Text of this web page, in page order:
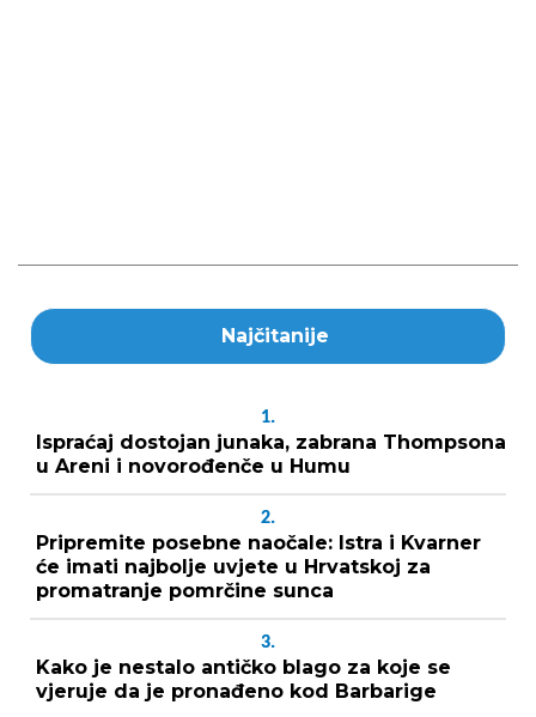
Najčitanije
1.
Ispraćaj dostojan junaka, zabrana Thompsona
u Areni i novorođenče u Humu
2.
Pripremite posebne naočale: Istra i Kvarner
će imati najbolje uvjete u Hrvatskoj za
promatranje pomrčine sunca
3.
Kako je nestalo antičko blago za koje se
vjeruje da je pronađeno kod Barbarige